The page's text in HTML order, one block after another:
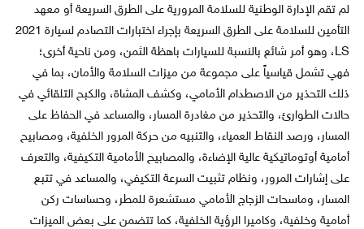
لم تقم الإدارة الوطنية للسلامة المرورية على الطرق السريعة أو معهد
التأمين للسلامة على الطرق السريعة بإجراء اختبارات التصادم لسيارة 2021
LS، وهو أمر شائع بالنسبة للسيارات باهظة الثمن، ومن ناحية أخرى؛
فهي تشمل قياسياً على مجموعة من ميزات السلامة والأمان، بما في
ذلك التحذير من الاصطدام الأمامي، وكشف المشاة، والكبح التلقائي في
حالات الطوارئ، والتحذير من مغادرة المسار، والمساعد في الحفاظ على
المسار، ورصد النقاط العمياء، والتنبيه من حركة المرور الخلفية، ومصابيح
أمامية أوتوماتيكية عالية الإضاءة، والمصابيح الأمامية التكيفية، والتعرف
على إشارات المرور، ونظام تثبيت السرعة التكيفي، والمساعد في تتبع
المسار، وماسحات الزجاج الأمامي مستشعرة للمطر، وحساسات ركن
أمامية وخلفية، وكاميرا الرؤية الخلفية، كما تتضمن على بعض الميزات